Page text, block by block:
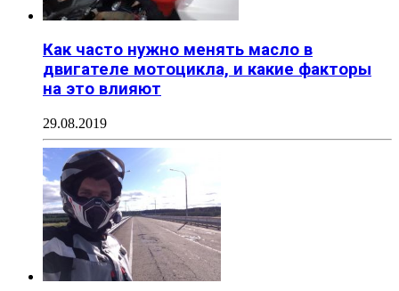
Как часто нужно менять масло в
двигателе мотоцикла, и какие факторы
на это влияют
29.08.2019